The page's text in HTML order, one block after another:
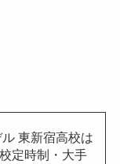
東新宿高校は
定時制・大手